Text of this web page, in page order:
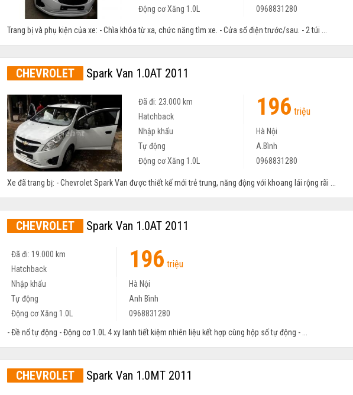
Động cơ Xăng 1.0L
0968831280
Trang bị và phụ kiện của xe: - Chìa khóa từ xa, chức năng tìm xe. - Cửa sổ điện trước/sau. - 2 túi ...
CHEVROLET Spark Van 1.0AT 2011
Đã đi: 23.000 km 196 triệu
Hatchback
Nhập khẩu
Hà Nội
Tự động
A.Bình
Động cơ Xăng 1.0L
0968831280
Xe đã trang bị: - Chevrolet Spark Van được thiết kế mới trẻ trung, năng động với khoang lái rộng rãi ...
CHEVROLET Spark Van 1.0AT 2011
Đã đi: 19.000 km 196 triệu
Hatchback
Nhập khẩu
Hà Nội
Tự động
Anh Bình
Động cơ Xăng 1.0L
0968831280
- Đề nổ tự động - Động cơ 1.0L 4 xy lanh tiết kiệm nhiên liệu kết hợp cùng hộp số tự động - ...
CHEVROLET Spark Van 1.0MT 2011